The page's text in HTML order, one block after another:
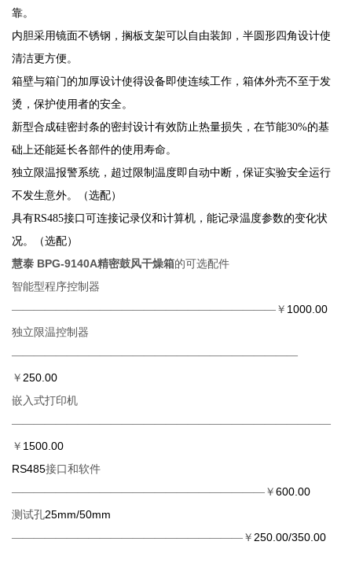
靠。
内胆采用镜面不锈钢，搁板支架可以自由装卸，半圆形四角设计使
清洁更方便。
箱壁与箱门的加厚设计使得设备即使连续工作，箱体外壳不至于发
烫，保护使用者的安全。
新型合成硅密封条的密封设计有效防止热量损失，在节能30%的基
础上还能延长各部件的使用寿命。
独立限温报警系统，超过限制温度即自动中断，保证实验安全运行
不发生意外。（选配）
具有RS485接口可连接记录仪和计算机，能记录温度参数的变化状
况。（选配）
慧泰 BPG-9140A精密鼓风干燥箱的可选配件
智能型程序控制器
————————————————————————￥ 1000.00
独立限温控制器
——————————————————————————
￥ 250.00
嵌入式打印机
—————————————————————————————
￥ 1500.00
RS485接口和软件
———————————————————————￥600.00
测试孔25mm/50mm
—————————————————————￥ 250.00/350.00